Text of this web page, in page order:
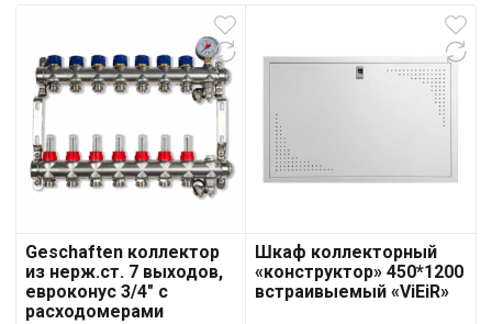
Geschaften коллектор
из нерж.ст. 7 выходов,
евроконус 3/4″ с
расходомерами
Шкаф коллекторный
«конструктор» 450*1200
встраивыемый «ViEiR»